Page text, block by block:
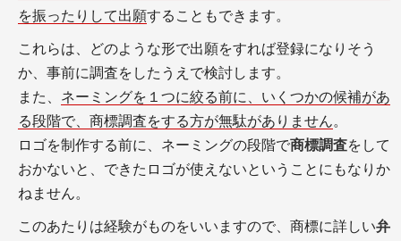
を振ったりして出願することもできます。
これらは、どのような形で出願をすれば登録になりそう
か、事前に調査をしたうえで検討します。
また、 ネーミングを１つに絞る前に、いくつかの候補があ
る段階で、商標調査をする方が無駄がありません。
ロゴを制作する前に、ネーミングの段階で商標調査をして
おかないと、できたロゴが使えないということにもなりか
ねません。
このあたりは経験がものをいいますので、商標に詳しい弁